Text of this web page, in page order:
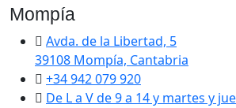
Mompía
Avda. de la Libertad, 5
39108 Mompía, Cantabria
+34 942 079 920
De L a V de 9 a 14 y martes y